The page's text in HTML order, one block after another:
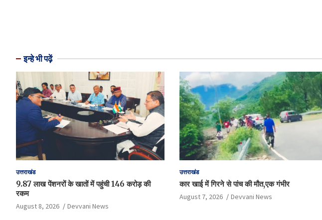
इन्हे भी पढ़ें
उत्तराखंड
9.87 लाख पेंशनरों के खातों में पहुंची 146 करोड़ की
रकम
August 8, 2026 Devvani News
उत्तराखंड
कार खाई में गिरने से पांच की मौत,एक गंभीर
August 7, 2026 Devvani News